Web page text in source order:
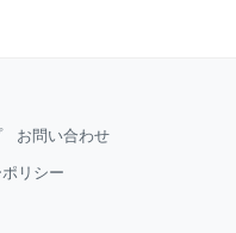
お問い合わせ
リシー